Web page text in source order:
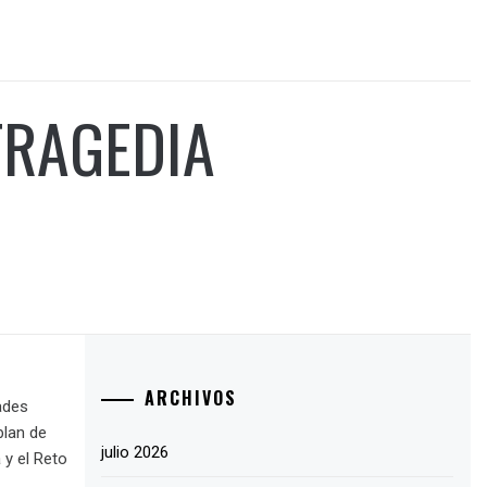
de
el Reto
ARCHIVOS
julio 2026